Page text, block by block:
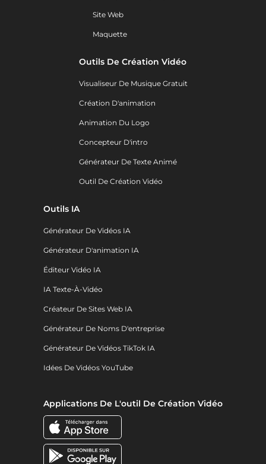
Site Web
Maquette
Outils De Création Vidéo
Visualiseur De Musique Gratuit
Création D'animation
Animation Du Logo
Concepteur D'intro
Générateur De Texte Animé
Outil De Création Vidéo
Outils IA
Générateur De Vidéos IA
Générateur D'animation IA
Éditeur Vidéo IA
IA Texte-À-Vidéo
Créateur De Sites Web IA
Générateur De Noms D'entreprise
Générateur De Vidéos TikTok IA
Idées De Vidéos YouTube
Applications De L'outil De Création Vidéo